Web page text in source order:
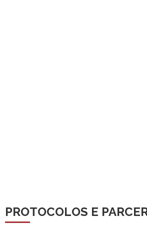
PROTOCOLOS E